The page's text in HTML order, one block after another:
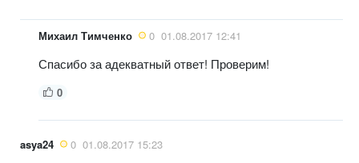
Михаил Тимченко 0 01.08.2017 12:41
Спасибо за адекватный ответ! Проверим!
0
asya24 0 01.08.2017 15:23